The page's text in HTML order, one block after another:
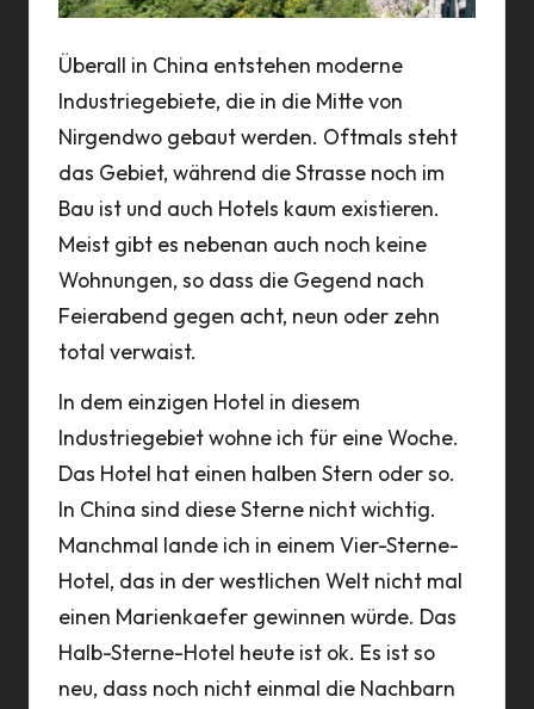
Überall in China entstehen moderne
Industriegebiete, die in die Mitte von
Nirgendwo gebaut werden. Oftmals steht
das Gebiet, während die Strasse noch im
Bau ist und auch Hotels kaum existieren.
Meist gibt es nebenan auch noch keine
Wohnungen, so dass die Gegend nach
Feierabend gegen acht, neun oder zehn
total verwaist.
In dem einzigen Hotel in diesem
Industriegebiet wohne ich für eine Woche.
Das Hotel hat einen halben Stern oder so.
In China sind diese Sterne nicht wichtig.
Manchmal lande ich in einem Vier-Sterne-
Hotel, das in der westlichen Welt nicht mal
einen Marienkaefer gewinnen würde. Das
Halb-Sterne-Hotel heute ist ok. Es ist so
neu, dass noch nicht einmal die Nachbarn